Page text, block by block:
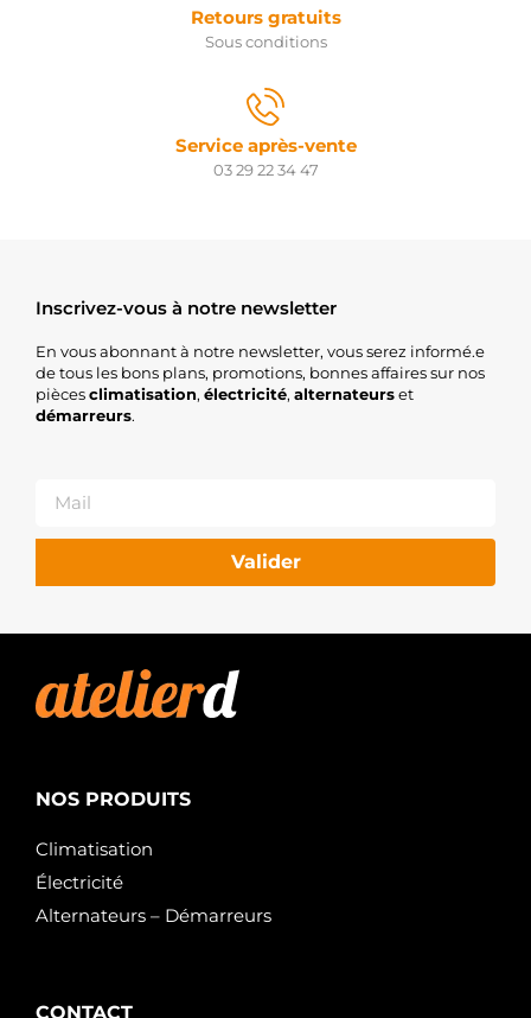
Retours gratuits
Sous conditions
Service après-vente
03 29 22 34 47
Inscrivez-vous à notre newsletter
En vous abonnant à notre newsletter, vous serez informé.e
de tous les bons plans, promotions, bonnes affaires sur nos
piècesclimatisation, électricité, alternateurset
démarreurs.
Valider
NOS PRODUITS
Climatisation
Électricité
Alternateurs – Démarreurs
CONTACT